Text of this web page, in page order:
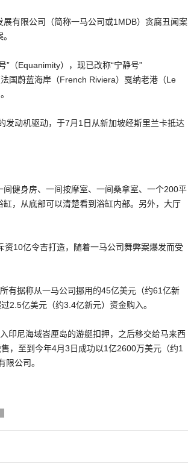
有限公司（简称一马公司或1MDB）贪腐丑闻案
（Equanimity），现已改称“宁静号”
国蔚蓝海岸（French Riviera）戛纳老港（Le
发动机驱动，于7月1日从新加坡经斯里兰卡抵达
健身房、一间按摩室、一间桑拿室、一个200平
，从底部可以清楚看到浴缸内部。另外，大厅
资10亿令吉打造，随着一马公司舞弊案爆发而受
有据称从一马公司挪用的45亿美元（约61亿新
2.5亿美元（约3.4亿新元）资金购入。
印尼海域峇厘岛的游艇扣押，之后移交给马来西
，至到今年4月3日成功以1亿2600万美元（约1
公司。